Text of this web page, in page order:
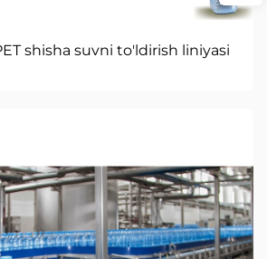
shisha suvni to'ldirish liniyasi